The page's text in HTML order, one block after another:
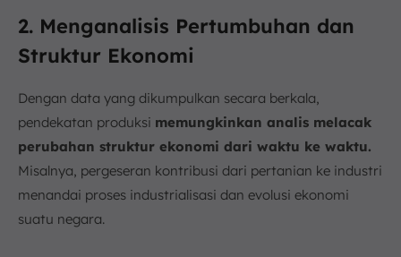
2. Menganalisis Pertumbuhan dan
Struktur Ekonomi
Dengan data yang dikumpulkan secara berkala,
pendekatan produksi memungkinkan analis melacak
perubahan struktur ekonomi dari waktu ke waktu.
Misalnya, pergeseran kontribusi dari pertanian ke industri
menandai proses industrialisasi dan evolusi ekonomi
suatu negara.